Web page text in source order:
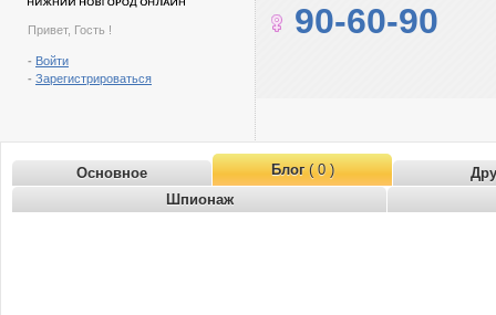
Привет, Гость !
- Войти
- Зарегистрироваться
90-60-90
Основное Блог( 0 )
Шпионаж